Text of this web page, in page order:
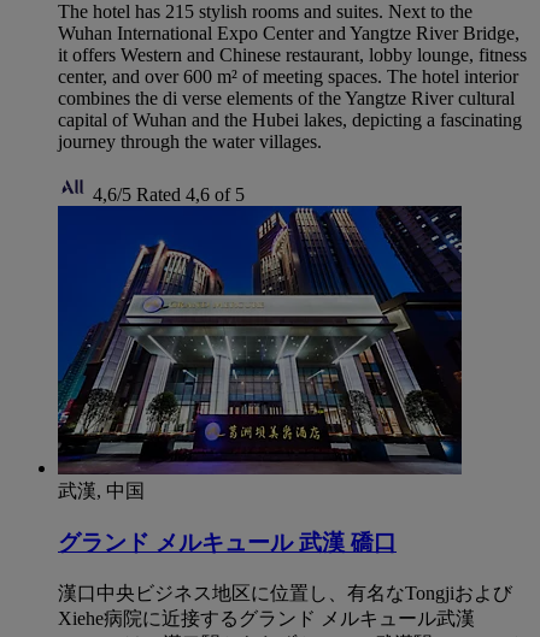
The hotel has 215 stylish rooms and suites. Next to the
Wuhan International Expo Center and Yangtze River Bridge,
it offers Western and Chinese restaurant, lobby lounge, fitness
center, and over 600 m² of meeting spaces. The hotel interior
combines the di verse elements of the Yangtze River cultural
capital of Wuhan and the Hubei lakes, depicting a fascinating
journey through the water villages.
4,6/5 Rated 4,6 of 5
武漢, 中国
グランド メルキュール 武漢 礄口
漢口中央ビジネス地区に位置し、有名なTongjiおよび
Xiehe病院に近接するグランド メルキュール武漢